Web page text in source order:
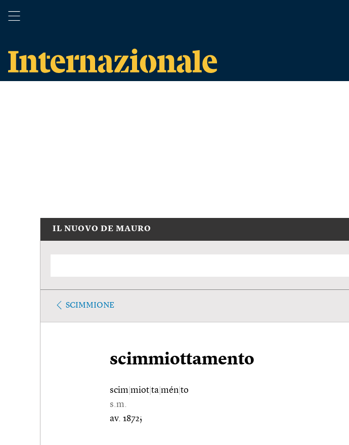
IL NUOVO DE MAURO
SCIMMIONE
scimmiottamento
scim miot ta mén to
s.m.
av. 1872;